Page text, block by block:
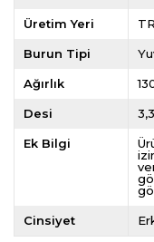
Üretim Yeri TR
Burun Tipi
Ağırlık
Desi
Ek Bilgi
Cinsiyet